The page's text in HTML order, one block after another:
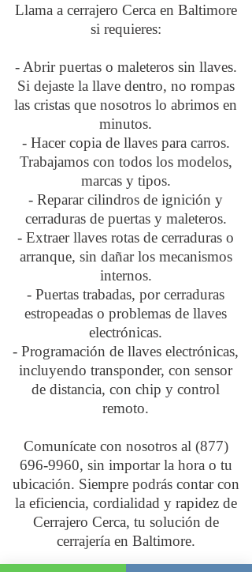
Llama a cerrajero Cerca en Baltimore
si requieres:
- Abrir puertas o maleteros sin llaves.
Si dejaste la llave dentro, no rompas
las cristas que nosotros lo abrimos en
minutos.
- Hacer copia de llaves para carros.
Trabajamos con todos los modelos,
marcas y tipos.
- Reparar cilindros de ignición y
cerraduras de puertas y maleteros.
- Extraer llaves rotas de cerraduras o
arranque, sin dañar los mecanismos
internos.
- Puertas trabadas, por cerraduras
estropeadas o problemas de llaves
electrónicas.
- Programación de llaves electrónicas,
incluyendo transponder, con sensor
de distancia, con chip y control
remoto.
Comunícate con nosotros al (877)
696-9960, sin importar la hora o tu
ubicación. Siempre podrás contar con
la eficiencia, cordialidad y rapidez de
Cerrajero Cerca, tu solución de
cerrajería en Baltimore.